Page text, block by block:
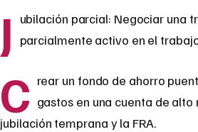
J
ubilación parcial: Negociar una
parcialmente activo en el
C rear un fondo de ahorro
gastos en una cuenta de
jubilación temprana y la FRA.